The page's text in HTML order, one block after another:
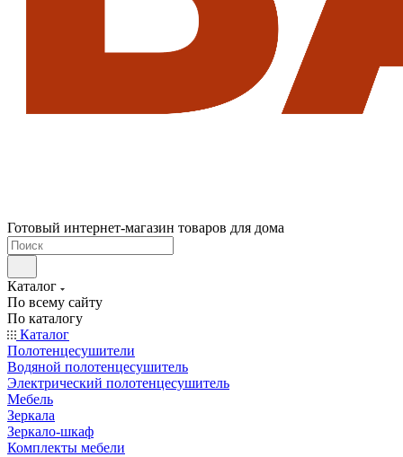
Готовый интернет-магазин товаров для дома
Каталог
По всему сайту
По каталогу
Каталог
Полотенцесушители
Водяной полотенцесушитель
Электрический полотенцесушитель
Мебель
Зеркала
Зеркало-шкаф
Комплекты мебели